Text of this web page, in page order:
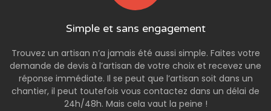
Simple et sans engagement
Trouvez un artisan n’a jamais été aussi simple. Faites votre
demande de devis à l’artisan de votre choix et recevez une
réponse immédiate. Il se peut que l’artisan soit dans un
chantier, il peut toutefois vous contactez dans un délai de
24h/48h. Mais cela vaut la peine !